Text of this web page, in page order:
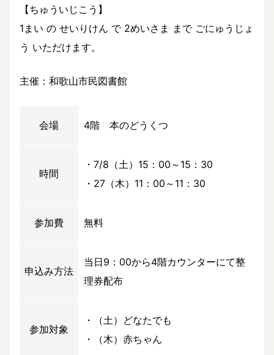
【ちゅういじこう】
1まい の せいりけん で 2めいさま まで ごにゅうじょ
う いただけます。
主催：和歌山市民図書館
会場 4階 本のどうくつ
時間
・7/8（土）15：00～15：30
・27（木）11：00～11：30
参加費 無料
申込み方法
当日9：00から4階カウンターにて整
理券配布
参加対象
・（土）どなたでも
・（木）赤ちゃん